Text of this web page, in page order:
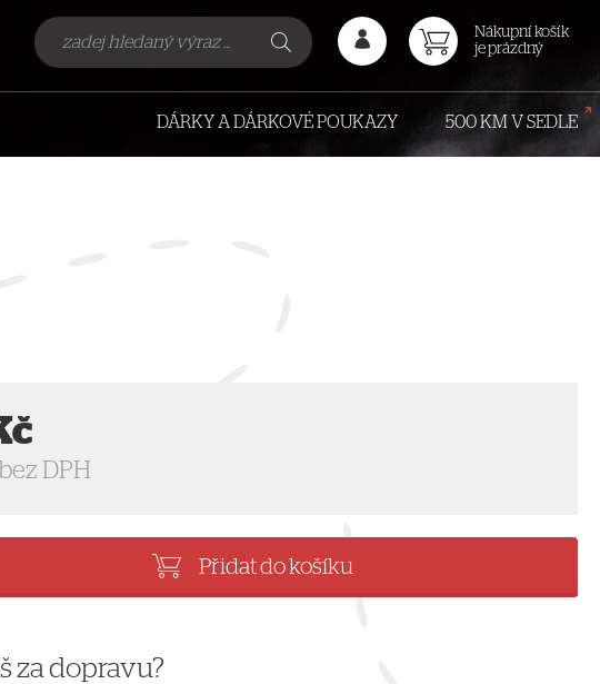
Nákupní košík
je prázdný
DÁRKY A DÁRKOVÉ POUKAZY 500 KM V SEDLE
DPH
Přidat do košíku
za dopravu?